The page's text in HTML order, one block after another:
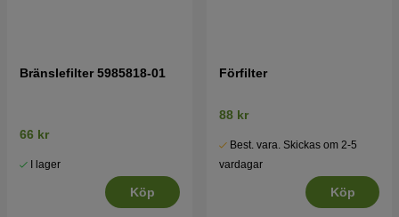
Bränslefilter 5985818-01
66 kr
I lager
Köp
Förfilter
88 kr
Best. vara. Skickas om 2-5
vardagar
Köp